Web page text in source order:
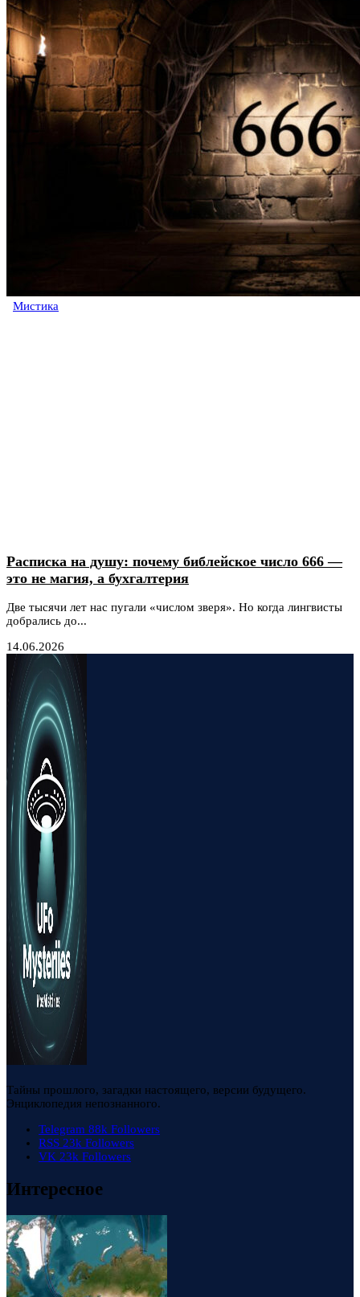
Мистика
Расписка на душу: почему библейское число 666 —
это не магия, а бухгалтерия
Две тысячи лет нас пугали «числом зверя». Но когда лингвисты
добрались до...
14.06.2026
Тайны прошлого, загадки настоящего, версии будущего.
Энциклопедия непознанного.
Telegram 88k Followers
RSS 23k Followers
VK 23k Followers
Интересное